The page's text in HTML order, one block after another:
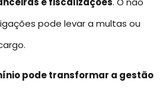
pode levar a multas ou
pode transformar a gestão